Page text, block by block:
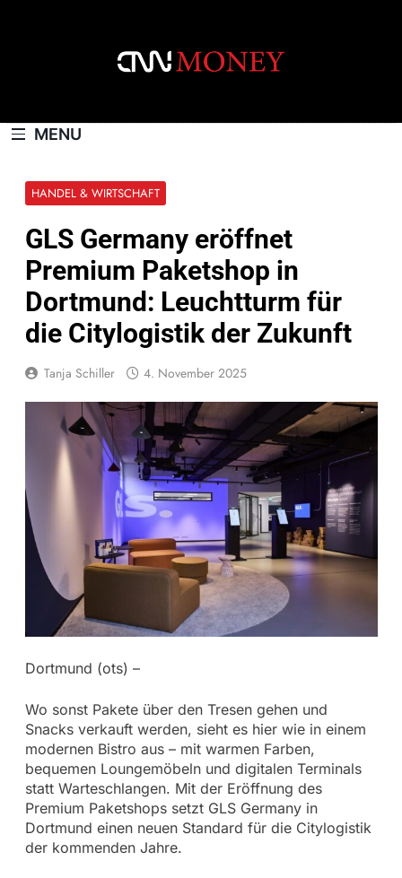
MENU
HANDEL & WIRTSCHAFT
GLS Germany eröffnet
Premium Paketshop in
Dortmund: Leuchtturm für
die Citylogistik der Zukunft
Tanja Schiller 4. November 2025
Dortmund (ots) –
Wo sonst Pakete über den Tresen gehen und
Snacks verkauft werden, sieht es hier wie in einem
modernen Bistro aus – mit warmen Farben,
bequemen Loungemöbeln und digitalen Terminals
statt Warteschlangen. Mit der Eröffnung des
Premium Paketshops setzt GLS Germany in
Dortmund einen neuen Standard für die Citylogistik
der kommenden Jahre.